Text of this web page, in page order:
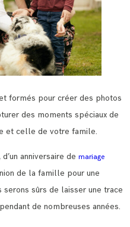
formés pour créer des photos
des moments spéciaux de
et celle de votre famile.
anniversaire de mariage
de la famille pour une
sûrs de laisser une trace
de nombreuses années.